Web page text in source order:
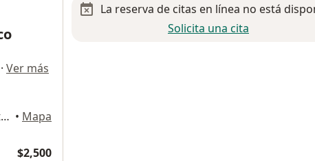
· Ver más
Rincón de Lambrusco 109, San Luis Potosi • Mapa
$2,500
La reserva de citas en línea no está
Solicita una cita